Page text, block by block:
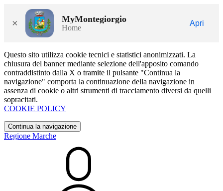
× MyMontegiorgio
Home
Apri
Questo sito utilizza cookie tecnici e statistici anonimizzati. La
chiusura del banner mediante selezione dell'apposito comando
contraddistinto dalla X o tramite il pulsante "Continua la
navigazione" comporta la continuazione della navigazione in
assenza di cookie o altri strumenti di tracciamento diversi da quelli
sopracitati.
COOKIE POLICY
Continua la navigazione
Regione Marche